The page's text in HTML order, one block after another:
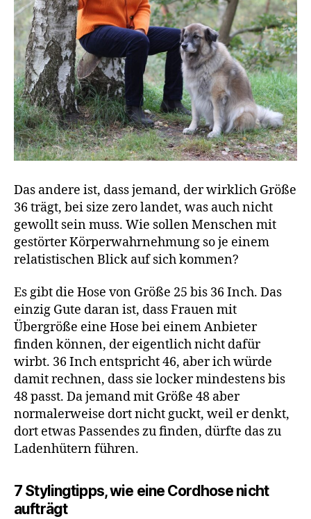
Das andere ist, dass jemand, der wirklich Größe
36 trägt, bei size zero landet, was auch nicht
gewollt sein muss. Wie sollen Menschen mit
gestörter Körperwahrnehmung so je einem
relatistischen Blick auf sich kommen?
Es gibt die Hose von Größe 25 bis 36 Inch. Das
einzig Gute daran ist, dass Frauen mit
Übergröße eine Hose bei einem Anbieter
finden können, der eigentlich nicht dafür
wirbt. 36 Inch entspricht 46, aber ich würde
damit rechnen, dass sie locker mindestens bis
48 passt. Da jemand mit Größe 48 aber
normalerweise dort nicht guckt, weil er denkt,
dort etwas Passendes zu finden, dürfte das zu
Ladenhütern führen.
7 Stylingtipps, wie eine Cordhose nicht
aufträgt